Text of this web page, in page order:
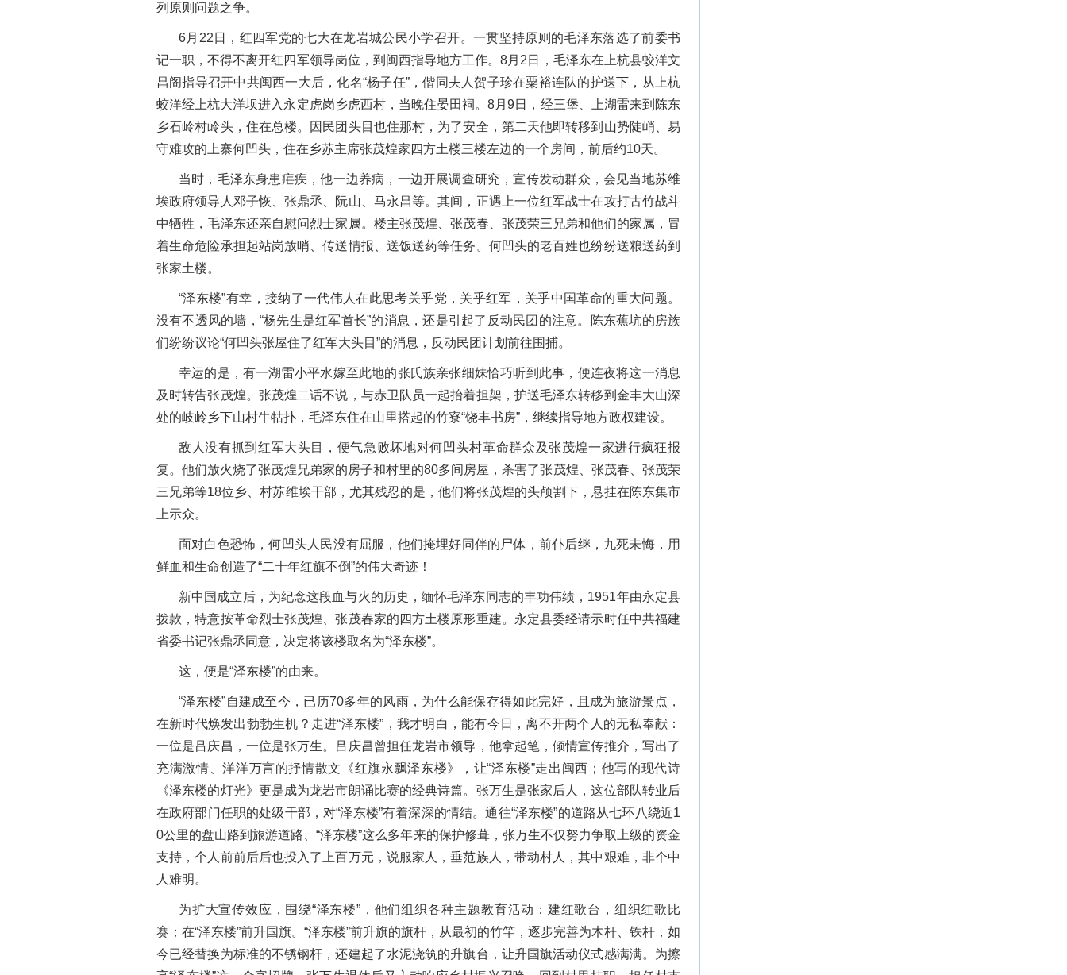
列原则问题之争。
6月22日，红四军党的七大在龙岩城公民小学召开。一贯坚持原则的毛泽东落选了前委书
记一职，不得不离开红四军领导岗位，到闽西指导地方工作。8月2日，毛泽东在上杭县蛟洋文
昌阁指导召开中共闽西一大后，化名“杨子任”，偕同夫人贺子珍在粟裕连队的护送下，从上杭
蛟洋经上杭大洋坝进入永定虎岗乡虎西村，当晚住晏田祠。8月9日，经三堡、上湖雷来到陈东
乡石岭村岭头，住在总楼。因民团头目也住那村，为了安全，第二天他即转移到山势陡峭、易
守难攻的上寨何凹头，住在乡苏主席张茂煌家四方土楼三楼左边的一个房间，前后约10天。
当时，毛泽东身患疟疾，他一边养病，一边开展调查研究，宣传发动群众，会见当地苏维
埃政府领导人邓子恢、张鼎丞、阮山、马永昌等。其间，正遇上一位红军战士在攻打古竹战斗
中牺牲，毛泽东还亲自慰问烈士家属。楼主张茂煌、张茂春、张茂荣三兄弟和他们的家属，冒
着生命危险承担起站岗放哨、传送情报、送饭送药等任务。何凹头的老百姓也纷纷送粮送药到
张家土楼。
“泽东楼”有幸，接纳了一代伟人在此思考关乎党，关乎红军，关乎中国革命的重大问题。
没有不透风的墙，“杨先生是红军首长”的消息，还是引起了反动民团的注意。陈东蕉坑的房族
们纷纷议论“何凹头张屋住了红军大头目”的消息，反动民团计划前往围捕。
幸运的是，有一湖雷小平水嫁至此地的张氏族亲张细妹恰巧听到此事，便连夜将这一消息
及时转告张茂煌。张茂煌二话不说，与赤卫队员一起抬着担架，护送毛泽东转移到金丰大山深
处的岐岭乡下山村牛牯扑，毛泽东住在山里搭起的竹寮“饶丰书房”，继续指导地方政权建设。
敌人没有抓到红军大头目，便气急败坏地对何凹头村革命群众及张茂煌一家进行疯狂报
复。他们放火烧了张茂煌兄弟家的房子和村里的80多间房屋，杀害了张茂煌、张茂春、张茂荣
三兄弟等18位乡、村苏维埃干部，尤其残忍的是，他们将张茂煌的头颅割下，悬挂在陈东集市
上示众。
面对白色恐怖，何凹头人民没有屈服，他们掩埋好同伴的尸体，前仆后继，九死未悔，用
鲜血和生命创造了“二十年红旗不倒”的伟大奇迹！
新中国成立后，为纪念这段血与火的历史，缅怀毛泽东同志的丰功伟绩，1951年由永定县
拨款，特意按革命烈士张茂煌、张茂春家的四方土楼原形重建。永定县委经请示时任中共福建
省委书记张鼎丞同意，决定将该楼取名为“泽东楼”。
这，便是“泽东楼”的由来。
“泽东楼”自建成至今，已历70多年的风雨，为什么能保存得如此完好，且成为旅游景点，
在新时代焕发出勃勃生机？走进“泽东楼”，我才明白，能有今日，离不开两个人的无私奉献：
一位是吕庆昌，一位是张万生。吕庆昌曾担任龙岩市领导，他拿起笔，倾情宣传推介，写出了
充满激情、洋洋万言的抒情散文《红旗永飘泽东楼》，让“泽东楼”走出闽西；他写的现代诗
《泽东楼的灯光》更是成为龙岩市朗诵比赛的经典诗篇。张万生是张家后人，这位部队转业后
在政府部门任职的处级干部，对“泽东楼”有着深深的情结。通往“泽东楼”的道路从七环八绕近1
0公里的盘山路到旅游道路、“泽东楼”这么多年来的保护修葺，张万生不仅努力争取上级的资金
支持，个人前前后后也投入了上百万元，说服家人，垂范族人，带动村人，其中艰难，非个中
人难明。
为扩大宣传效应，围绕“泽东楼”，他们组织各种主题教育活动：建红歌台，组织红歌比
赛；在“泽东楼”前升国旗。“泽东楼”前升旗的旗杆，从最初的竹竿，逐步完善为木杆、铁杆，如
今已经替换为标准的不锈钢杆，还建起了水泥浇筑的升旗台，让升国旗活动仪式感满满。为擦